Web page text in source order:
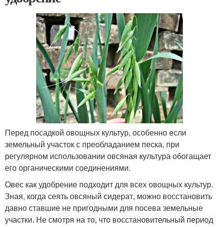
Перед посадкой овощных культур, особенно если
земельный участок с преобладанием песка, при
регулярном использовании овсяная культура обогащает
его органическими соединениями.
Овес как удобрение подходит для всех овощных культур.
Зная, когда сеять овсяный сидерат, можно восстановить
давно ставшие не пригодными для посева земельные
участки. Не смотря на то, что восстановительный период